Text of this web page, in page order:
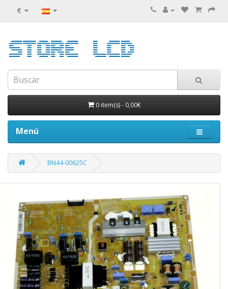
€
0 item(s)- 0,00€
Menú
BN44-00625C